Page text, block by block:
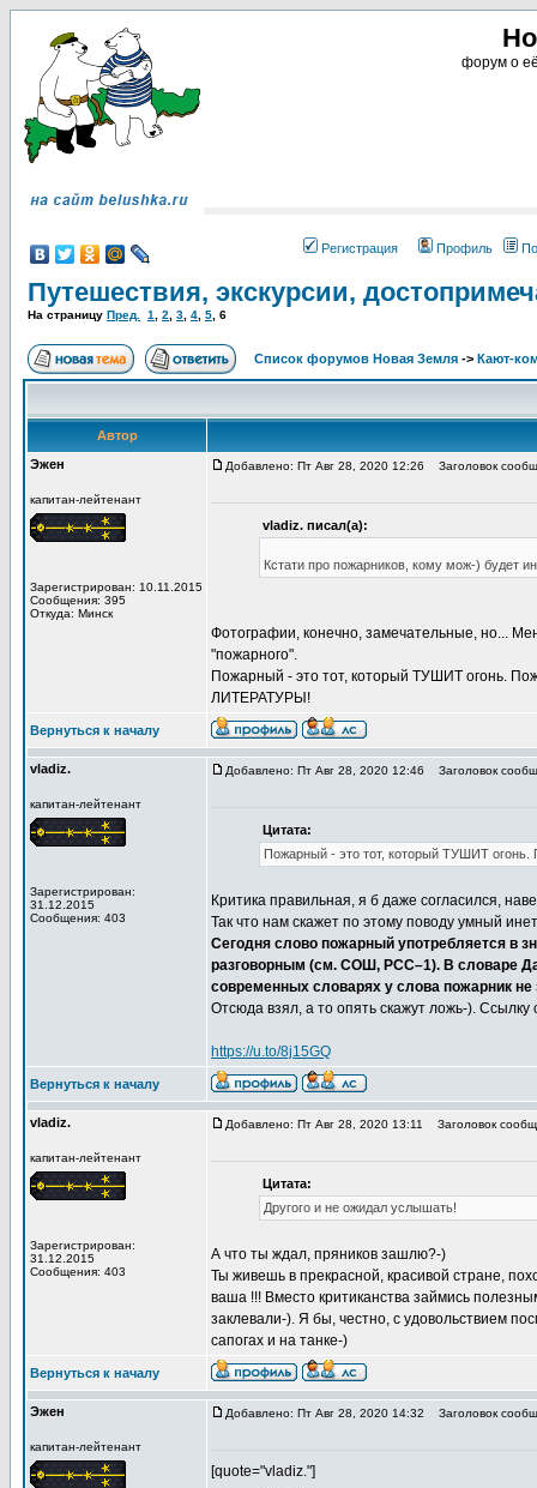
форум о
Регистрация Профиль
Путешествия, экскурсии,
На страницу Пред. 1 2 3 4 5 6
Список форумов Новая Земля -> Кают-
Автор
Эжен
капитан-лейтенант
Зарегистрирован: 10.11.2015
Сообщения: 395
Откуда: Минск
Добавлено: Пт Авг 28, 2020 12:26 Заголовок
vladiz. писал(а):
Кстати про пожарников, кому мож-) будет
Фотографии, конечно, замечательные, но...
"пожарного".
Пожарный - это тот, который ТУШИТ огонь.
ЛИТЕРАТУРЫ!
Вернуться к началу
vladiz.
капитан-лейтенант
Зарегистрирован:
31.12.2015
Сообщения: 403
Добавлено: Пт Авг 28, 2020 12:46 Заголовок
Цитата:
Пожарный - это тот, который ТУШИТ
Критика правильная, я б даже согласился,
Так что нам скажет по этому поводу умный
Сегодня слово пожарный употребляется в
разговорным (см. СОШ, РСС–1). В словаре
современных словарях у слова пожарник не
Отсюда взял, а то опять скажут ложь-). Ссылку
https://u.to/8j15GQ
Вернуться к началу
vladiz.
капитан-лейтенант
Зарегистрирован:
31.12.2015
Сообщения: 403
Добавлено: Пт Авг 28, 2020 13:11 Заголовок
Цитата:
Другого и не ожидал услышать!
А что ты ждал, пряников зашлю?-)
Ты живешь в прекрасной, красивой стране,
ваша !!! Вместо критиканства займись
заклевали-). Я бы, честно, с удовольствием
сапогах и на танке-)
Вернуться к началу
Эжен
капитан-лейтенант
Добавлено: Пт Авг 28, 2020 14:32 Заголовок
[quote="vladiz."]